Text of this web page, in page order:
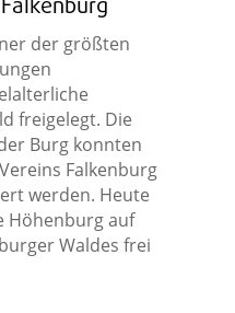
der größten
freigelegt. Die
Burg konnten
Falkenburg
werden. Heute
Höhenburg auf
Waldes frei